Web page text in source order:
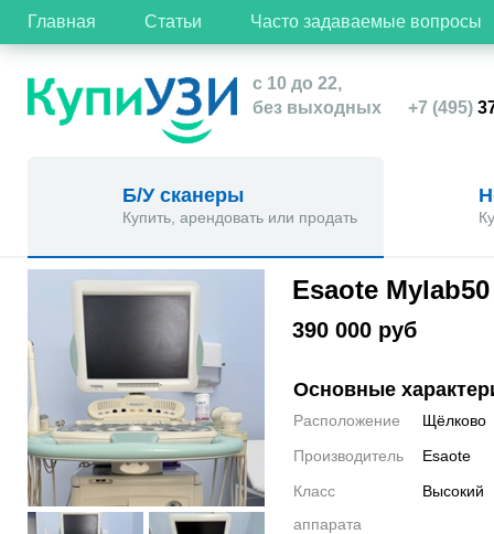
Главная Статьи Часто задаваемые вопросы
с 10 до 22,
без выходных
+7 (495)
Б/У сканеры
Купить, арендовать или продать
Esaote Mylab50
390 000 руб
Основные
Расположение
Щёлково
Производитель
Esaote
Класс
аппарата
Высокий